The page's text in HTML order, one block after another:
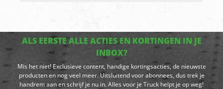
ALS EERSTE ALLE ACTIES EN KORTINGEN IN JE
INBOX?
Mis het niet! Exclusieve content, handige kortingsacties, de nieuwste
producten en nog veel meer. Uitsluitend voor abonnees, dus trek je
handrem aan en schrijf je nu in. Alles voor je Truck helpt je op weg!